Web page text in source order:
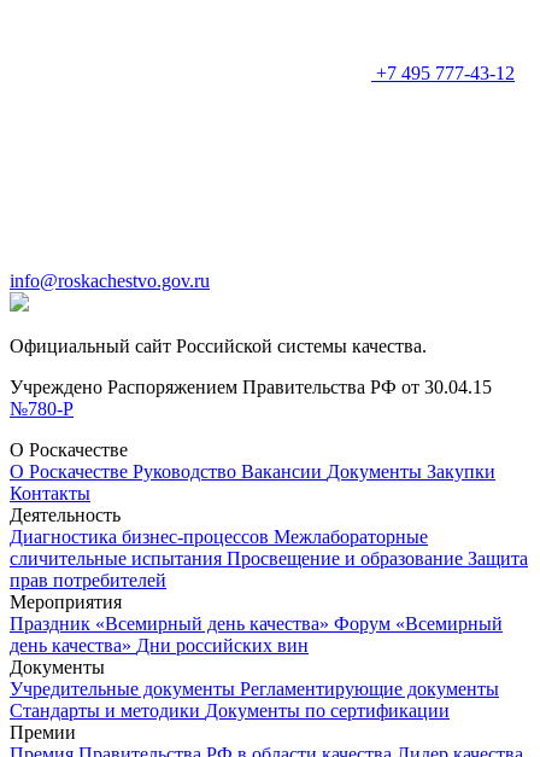
+7 495 777-43-12
info@roskachestvo.gov.ru
Официальный сайт Российской системы качества.
Учреждено Распоряжением Правительства РФ от 30.04.15
№780-Р
О Роскачестве
О Роскачестве Руководство Вакансии Документы Закупки
Контакты
Деятельность
Диагностика бизнес-процессов Межлабораторные
сличительные испытания Просвещение и образование Защита
прав потребителей
Мероприятия
Праздник «Всемирный день качества» Форум «Всемирный
день качества» Дни российских вин
Документы
Учредительные документы Регламентирующие документы
Стандарты и методики Документы по сертификации
Премии